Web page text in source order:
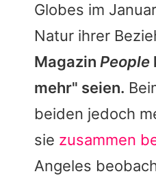
Globes im
Natur ihrer
Magazin People
mehr" seien.
beiden jedoch
sie zusammen
Angeles